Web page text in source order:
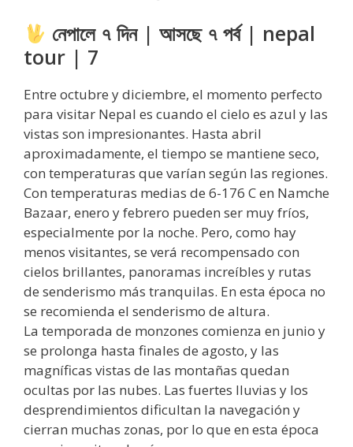
নেপালে ৭ দিন | আসছে ৭ পর্ব | nepal
tour | 7
Entre octubre y diciembre, el momento perfecto
para visitar Nepal es cuando el cielo es azul y las
vistas son impresionantes. Hasta abril
aproximadamente, el tiempo se mantiene seco,
con temperaturas que varían según las regiones.
Con temperaturas medias de 6-176 C en Namche
Bazaar, enero y febrero pueden ser muy fríos,
especialmente por la noche. Pero, como hay
menos visitantes, se verá recompensado con
cielos brillantes, panoramas increíbles y rutas
de senderismo más tranquilas. En esta época no
se recomienda el senderismo de altura.
La temporada de monzones comienza en junio y
se prolonga hasta finales de agosto, y las
magníficas vistas de las montañas quedan
ocultas por las nubes. Las fuertes lluvias y los
desprendimientos dificultan la navegación y
cierran muchas zonas, por lo que en esta época